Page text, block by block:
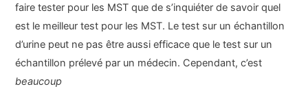
faire tester pour les MST que de s’inquiéter de savoir quel
est le meilleur test pour les MST. Le test sur un échantillon
d’urine peut ne pas être aussi efficace que le test sur un
échantillon prélevé par un médecin. Cependant, c’est
beaucoup